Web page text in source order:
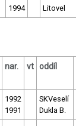
1994 Litovel
nar. vt oddíl
1992
1991
SKVeselí
Dukla B.